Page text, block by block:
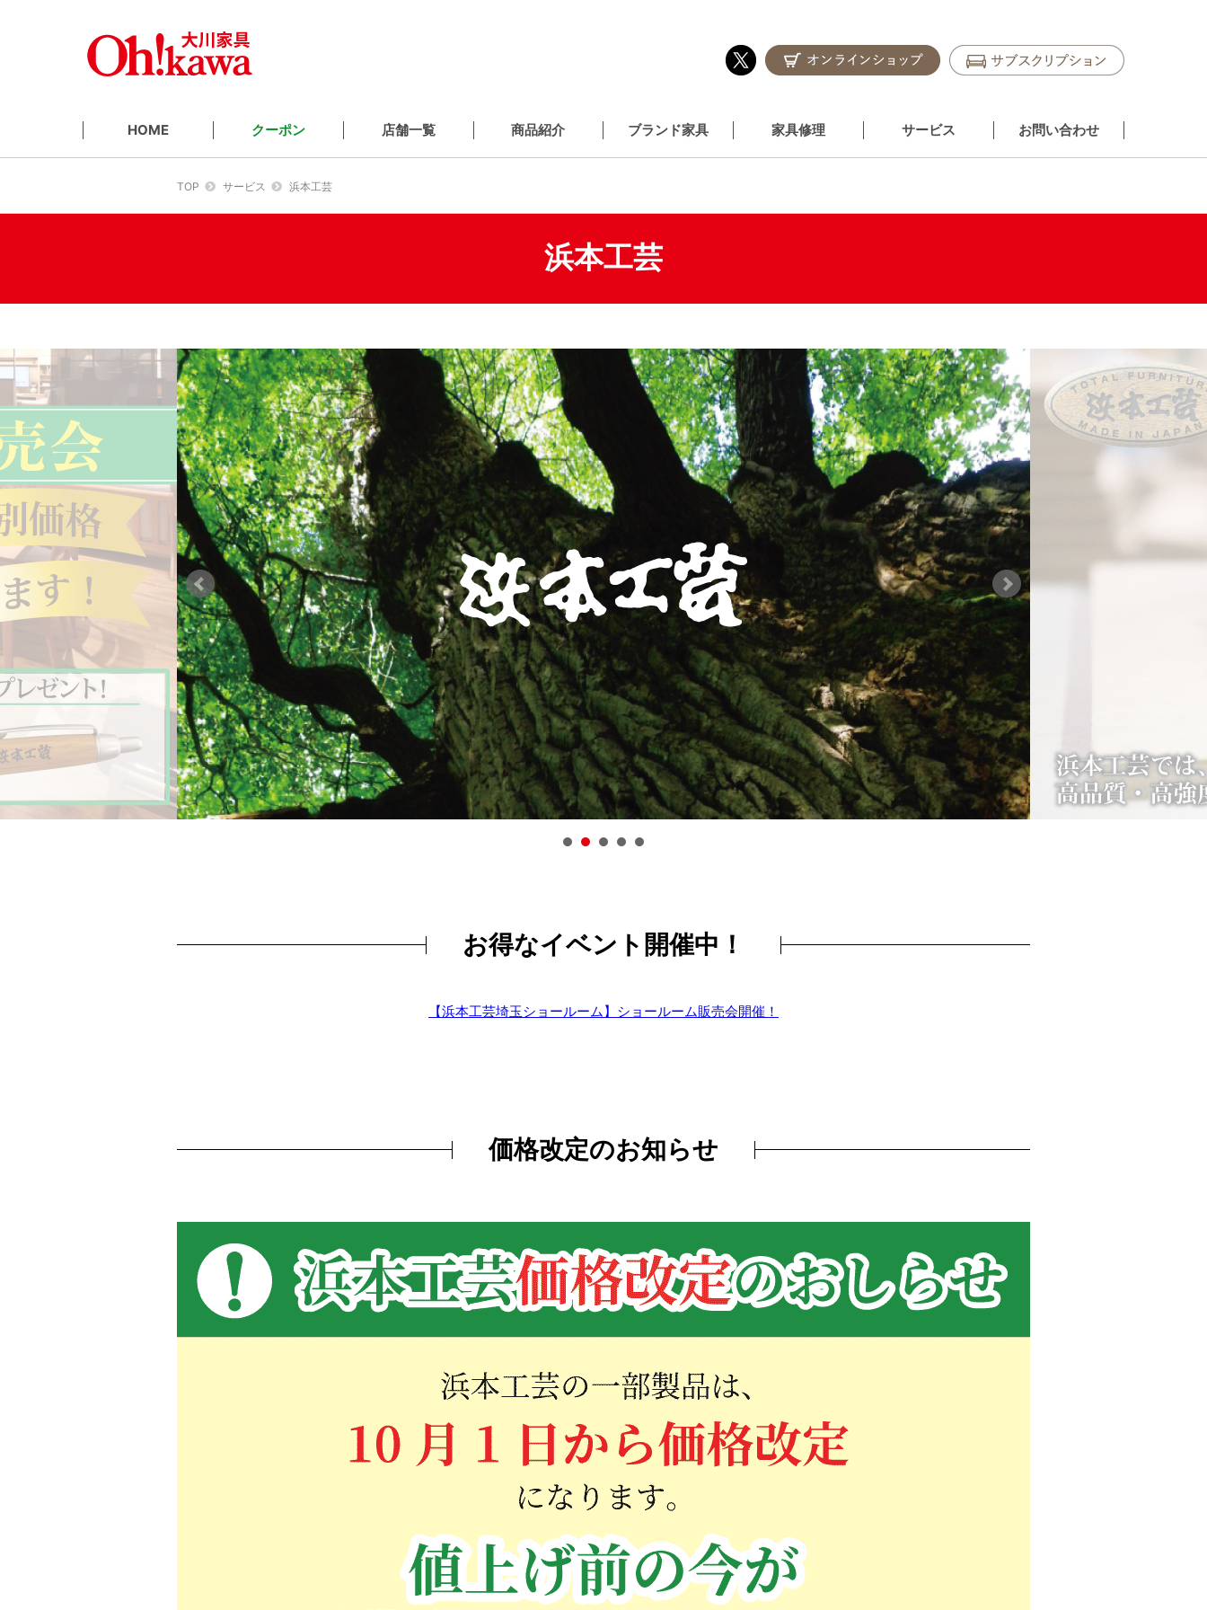
HOME クーポン 店舗一覧 商品紹介 ブランド家具 家具修理 サービス お問い合わせ
TOP サービス 浜本工芸
浜本工芸
お得なイベント開催中！
【浜本工芸埼玉ショールーム】ショールーム販売会開催！
価格改定のお知らせ